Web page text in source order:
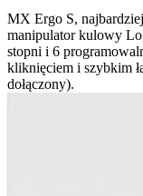
MX Ergo S,
manipulator kulowy
stopni i 6
kliknięciem i szybkim
dołączony).